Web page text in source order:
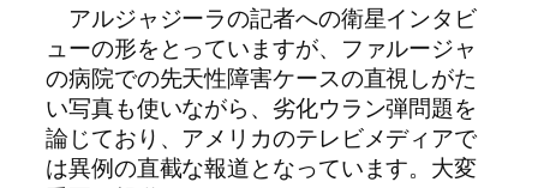
アルジャジーラの記者への衛星インタビ
ューの形をとっていますが、ファルージャ
の病院での先天性障害ケースの直視しがた
い写真も使いながら、劣化ウラン弾問題を
論じており、アメリカのテレビメディアで
は異例の直截な報道となっています。大変